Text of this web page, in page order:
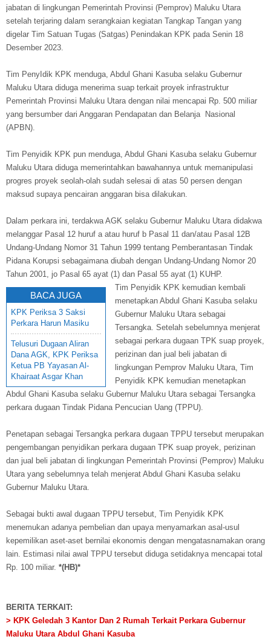
jabatan di lingkungan Pemerintah Provinsi (Pemprov) Maluku Utara
setelah terjaring dalam serangkaian kegiatan Tangkap Tangan yang
digelar Tim Satuan Tugas (Satgas) Penindakan KPK pada Senin 18
Desember 2023.
Tim PenyIdik KPK menduga, Abdul Ghani Kasuba selaku Gubernur
Maluku Utara diduga menerima suap terkait proyek infrastruktur
Pemerintah Provinsi Maluku Utara dengan nilai mencapai Rp. 500 miliar
yang bersumber dari Anggaran Pendapatan dan Belanja Nasional
(APBN).
Tim Penyidik KPK pun menduga, Abdul Ghani Kasuba selaku Gubernur
Maluku Utara diduga memerintahkan bawahannya untuk memanipulasi
progres proyek seolah-olah sudah selesai di atas 50 persen dengan
maksud supaya pencairan anggaran bisa dilakukan.
Dalam perkara ini, terdakwa AGK selaku Gubernur Maluku Utara didakwa
melanggar Pasal 12 huruf a atau huruf b Pasal 11 dan/atau Pasal 12B
Undang-Undang Nomor 31 Tahun 1999 tentang Pemberantasan Tindak
Pidana Korupsi sebagaimana diubah dengan Undang-Undang Nomor 20
Tahun 2001, jo Pasal 65 ayat (1) dan Pasal 55 ayat (1) KUHP.
BACA JUGA
KPK Periksa 3 Saksi
Perkara Harun Masiku
Telusuri Dugaan Aliran
Dana AGK, KPK Periksa
Ketua PB Yayasan Al-
Khairaat Asgar Khan
Tim Penyidik KPK kemudian kembali
menetapkan Abdul Ghani Kasuba selaku
Gubernur Maluku Utara sebagai
Tersangka. Setelah sebelumnya menjerat
sebagai perkara dugaan TPK suap proyek,
perizinan dan jual beli jabatan di
lingkungan Pemprov Maluku Utara, Tim
Penyidik KPK kemudian menetapkan
Abdul Ghani Kasuba selaku Gubernur Maluku Utara sebagai Tersangka
perkara dugaan Tindak Pidana Pencucian Uang (TPPU).
Penetapan sebagai Tersangka perkara dugaan TPPU tersebut merupakan
pengembangan penyidikan perkara dugaan TPK suap proyek, perizinan
dan jual beli jabatan di lingkungan Pemerintah Provinsi (Pemprov) Maluku
Utara yang sebelumnya telah menjerat Abdul Ghani Kasuba selaku
Gubernur Maluku Utara.
Sebagai bukti awal dugaan TPPU tersebut, Tim Penyidik KPK
menemukan adanya pembelian dan upaya menyamarkan asal-usul
kepemilikan aset-aset bernilai ekonomis dengan mengatasnamakan orang
lain. Estimasi nilai awal TPPU tersebut diduga setidaknya mencapai total
Rp. 100 miliar. *(HB)*
BERITA TERKAIT:
> KPK Geledah 3 Kantor Dan 2 Rumah Terkait Perkara Gubernur
Maluku Utara Abdul Ghani Kasuba